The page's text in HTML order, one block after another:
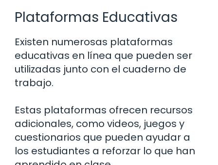
Plataformas Educativas
Existen numerosas plataformas
educativas en línea que pueden ser
utilizadas junto con el cuaderno de
trabajo.
Estas plataformas ofrecen recursos
adicionales, como videos, juegos y
cuestionarios que pueden ayudar a
los estudiantes a reforzar lo que han